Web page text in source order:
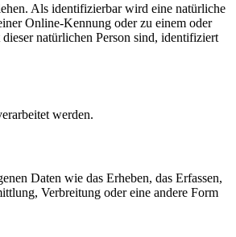
Als identifizierbar wird eine natürliche
Online-Kennung oder zu einem oder
natürlichen Person sind, identifiziert
werden.
Daten wie das Erheben, das Erfassen,
Verbreitung oder eine andere Form